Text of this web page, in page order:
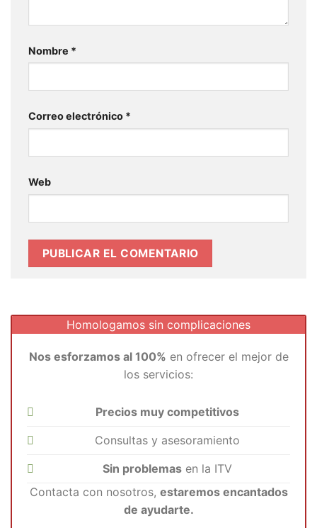
Nombre *
Correo electrónico *
Web
Homologamos sin complicaciones
Nos esforzamos al 100% en ofrecer el mejor de
los servicios:
Precios muy competitivos
Consultas y asesoramiento
Sin problemas en la ITV
Contacta con nosotros, estaremos encantados
de ayudarte.